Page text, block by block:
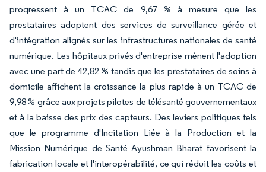
progressent à un TCAC de 9,67 % à mesure que les
prestataires adoptent des services de surveillance gérée et
d'intégration alignés sur les infrastructures nationales de santé
numérique. Les hôpitaux privés d'entreprise mènent l'adoption
avec une part de 42,82 % tandis que les prestataires de soins à
domicile affichent la croissance la plus rapide à un TCAC de
9,98 % grâce aux projets pilotes de télésanté gouvernementaux
et à la baisse des prix des capteurs. Des leviers politiques tels
que le programme d'Incitation Liée à la Production et la
Mission Numérique de Santé Ayushman Bharat favorisent la
fabrication locale et l'interopérabilité, ce qui réduit les coûts et